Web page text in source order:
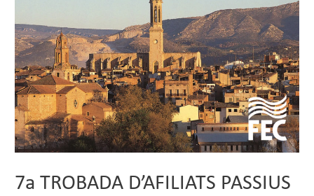
7a TROBADA D’AFILIATS PASSIUS